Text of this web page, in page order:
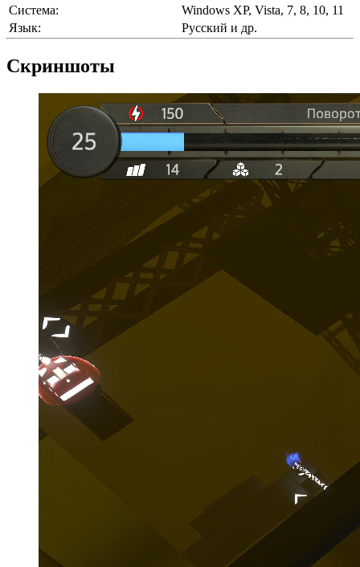
Cистема:
Windows XP, Vista, 7, 8, 10, 11
Язык:
Русский и др.
Скриншоты